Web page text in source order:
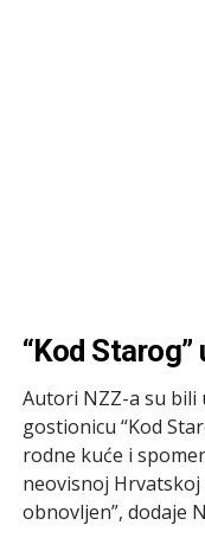
“Kod
Autori NZZ-a su bili
gostionicu “Kod
rodne kuće i
neovisnoj Hrvatskoj
obnovljen”, dodaje